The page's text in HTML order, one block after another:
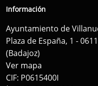
Información
Ayuntamiento de
Plaza de España, 1 -
(Badajoz)
Ver mapa
CIF: P0615400I